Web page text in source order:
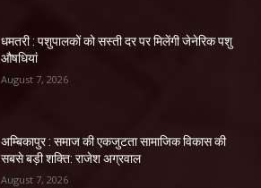
धमतरी : पशुपालकों को सस्ती दर पर मिलेंगी जेनेरिक पशु
औषधियां
August 7, 2026
अम्बिकापुर : समाज की एकजुटता सामाजिक विकास की
सबसे बड़ी शक्ति: राजेश अग्रवाल
August 7, 2026